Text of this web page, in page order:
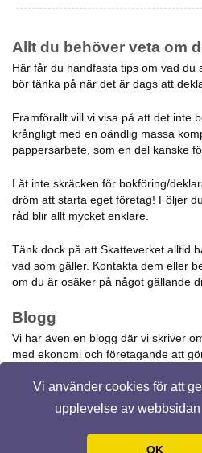
Vi använder cookies för att
upplevelse av webbsidan
OK
Allt du behöver veta om
Här får du handfasta tips om vad du
bör tänka på när det är dags att
Framförallt vill vi visa på att det inte
krångligt med en oändlig massa
pappersarbete, som en del kanske
Låt inte skräcken för bokföring/
dröm att starta eget företag! Följer
råd blir allt mycket enklare.
Tänk dock på att Skatteverket alltid
vad som gäller. Kontakta dem eller
om du är osäker på något gällande
Blogg
Vi har även en blogg där vi skriver
med ekonomi och företagande att